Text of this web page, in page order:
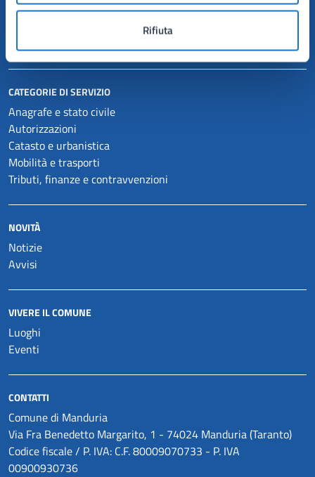
Rifiuta
Politici
CATEGORIE DI SERVIZIO
Anagrafe e stato civile
Autorizzazioni
Catasto e urbanistica
Mobilità e trasporti
Tributi, finanze e contravvenzioni
NOVITÀ
Notizie
Avvisi
VIVERE IL COMUNE
Luoghi
Eventi
CONTATTI
Comune di Manduria
Via Fra Benedetto Margarito, 1 - 74024 Manduria (Taranto)
Codice fiscale / P. IVA: C.F. 80009070733 - P. IVA
00900930736